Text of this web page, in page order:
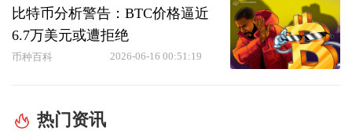
比特币分析警告：BTC价格逼近
6.7万美元或遭拒绝
币种百科 2026-06-16 00:51:19
热门资讯